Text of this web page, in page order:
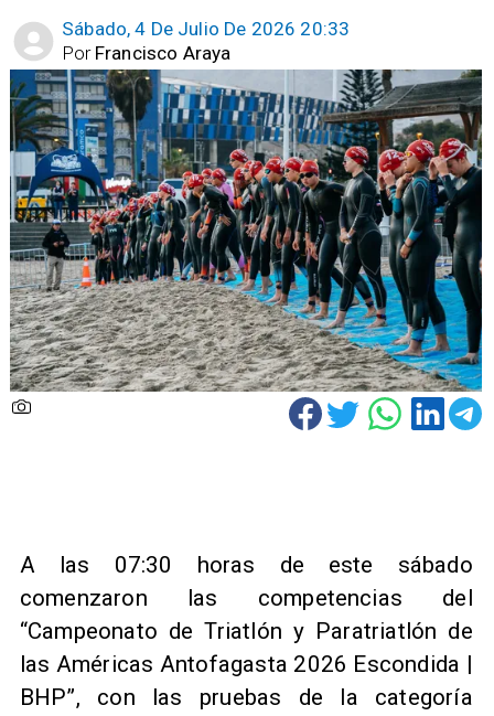
Sábado, 4 De Julio De 2026 20:33
Francisco Araya
Por
​A las 07:30 horas de este sábado
comenzaron las competencias del
“Campeonato de Triatlón y Paratriatlón de
las Américas Antofagasta 2026 Escondida |
BHP”, con las pruebas de la categoría